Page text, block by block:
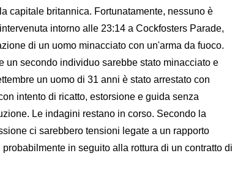
capitale britannica. Fortunatamente, nessuno è
intorno alle 23:14 a Cockfosters Parade,
di un uomo minacciato con un'arma da fuoco.
un secondo individuo sarebbe stato minacciato e
un uomo di 31 anni è stato arrestato con
intento di ricatto, estorsione e guida senza
Le indagini restano in corso. Secondo la
ci sarebbero tensioni legate a un rapporto
in seguito alla rottura di un contratto di